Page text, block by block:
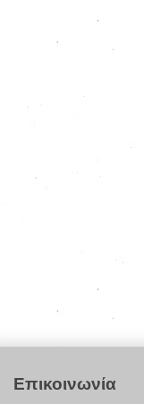
Επικοινωνία